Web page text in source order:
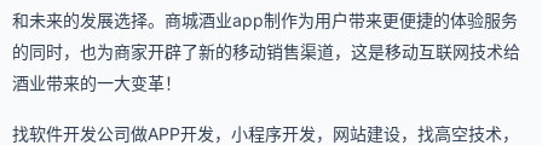
和未来的发展选择。商城酒业app制作为用户带来更便捷的体验服务
的同时，也为商家开辟了新的移动销售渠道，这是移动互联网技术给
酒业带来的一大变革！
找软件开发公司做APP开发，小程序开发，网站建设，找高空技术，